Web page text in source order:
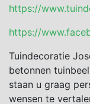
https://
https://
Tuindecoratie
betonnen
staan u graag
wensen te